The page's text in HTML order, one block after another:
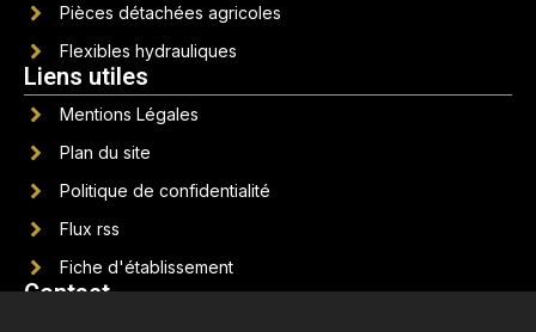
Pièces détachées agricoles
Flexibles hydrauliques
Liens utiles
Mentions Légales
Plan du site
Politique de confidentialité
Flux rss
Fiche d'établissement
Contact